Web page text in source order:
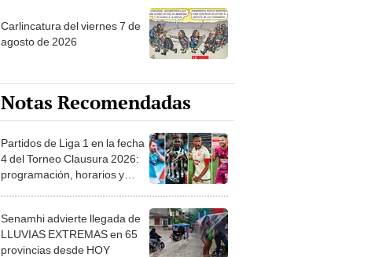
Carlincatura del viernes 7 de
agosto de 2026
Notas Recomendadas
Partidos de Liga 1 en la fecha
4 del Torneo Clausura 2026:
programación, horarios y
Senamhi advierte llegada de
LLUVIAS EXTREMAS en 65
provincias desde HOY